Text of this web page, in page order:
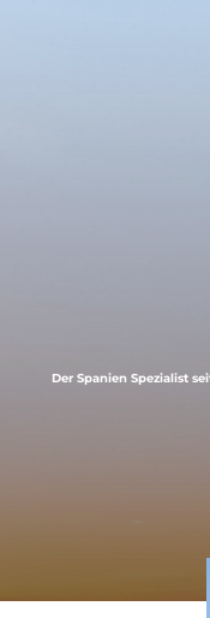
Der Spanien Spezialist